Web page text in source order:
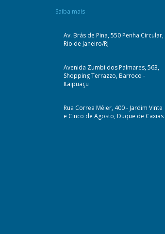
Saiba mais
Av. Brás de Pina, 550 Penha Circular,
Rio de Janeiro/RJ
Avenida Zumbi dos Palmares, 563,
Shopping Terrazzo, Barroco -
Itaipuaçu
Rua Correa Méier, 400 - Jardim Vinte
e Cinco de Agosto, Duque de Caxias